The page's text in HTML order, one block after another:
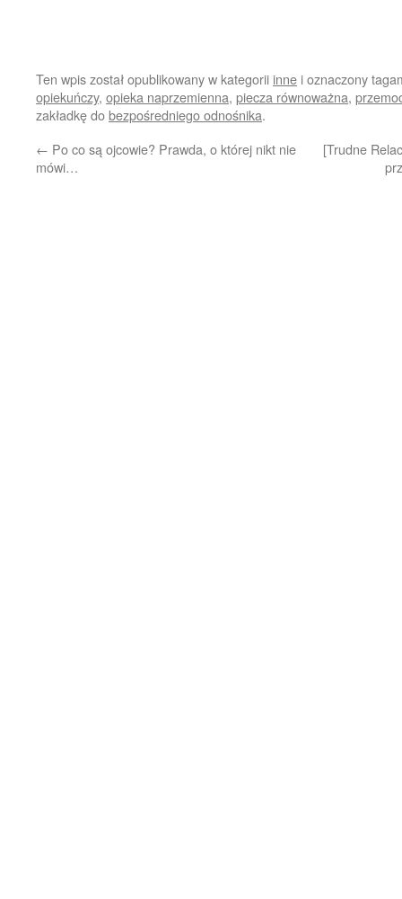
Ten wpis został opublikowany w kategorii inne i oznaczony
opiekuńczy, opieka naprzemienna, piecza równoważna,
zakładkę dobezpośredniego odnośnika.
← Po co są ojcowie? Prawda, o której nikt nie
mówi…
[Trudne